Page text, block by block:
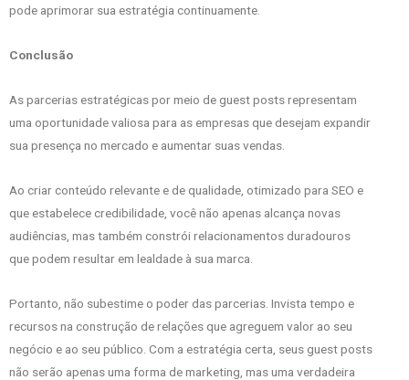
pode aprimorar sua estratégia continuamente.
Conclusão
As parcerias estratégicas por meio de guest posts representam
uma oportunidade valiosa para as empresas que desejam expandir
sua presença no mercado e aumentar suas vendas.
Ao criar conteúdo relevante e de qualidade, otimizado para SEO e
que estabelece credibilidade, você não apenas alcança novas
audiências, mas também constrói relacionamentos duradouros
que podem resultar em lealdade à sua marca.
Portanto, não subestime o poder das parcerias. Invista tempo e
recursos na construção de relações que agreguem valor ao seu
negócio e ao seu público. Com a estratégia certa, seus guest posts
não serão apenas uma forma de marketing, mas uma verdadeira